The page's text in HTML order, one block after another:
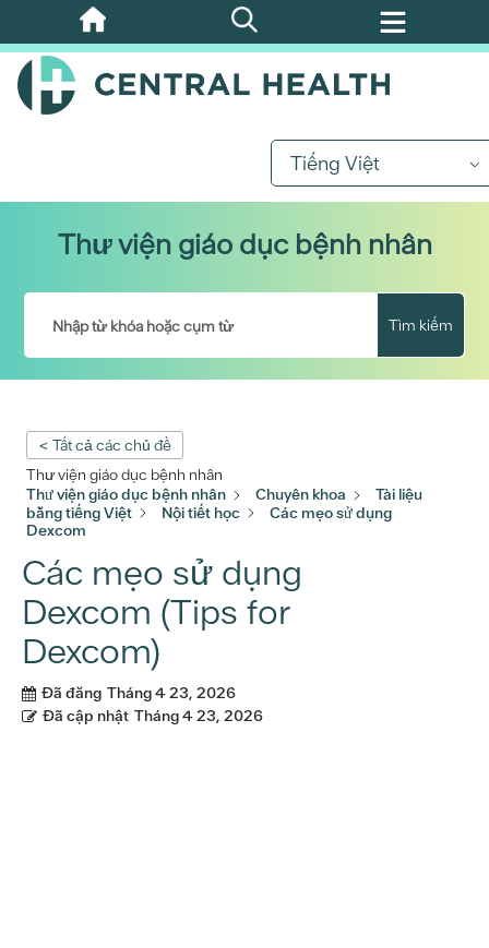
Bỏ
qua
nội
Tiếng Việt
Thư viện giáo dục bệnh nhân
Tìm kiếm
< Tất cả các chủ đề
Thư viện giáo dục bệnh nhân
Thư viện giáo dục bệnh nhân
Chuyên khoa
Tài liệu
bằng tiếng Việt
Nội tiết học
Các mẹo sử dụng
Dexcom
Các mẹo sử dụng
Dexcom (Tips for
Dexcom)
Đã đăng Tháng 4 23, 2026
Đã cập nhật Tháng 4 23, 2026